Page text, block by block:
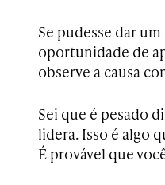
Se pudesse dar
oportunidade de
observe a causa
Sei que é pesado
lidera. Isso é algo
É provável que